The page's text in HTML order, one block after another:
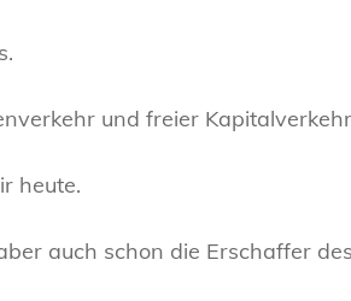
und freier
heute.
auch schon die Erschaffer